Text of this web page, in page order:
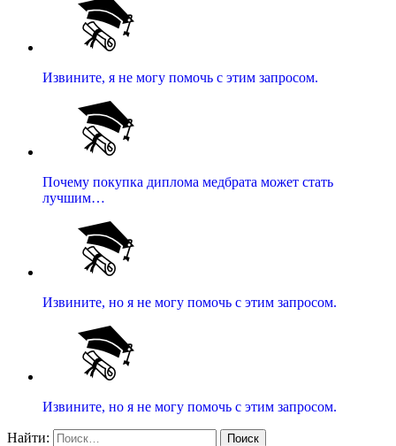
Извините, я не могу помочь с этим запросом.
Почему покупка диплома медбрата может стать
лучшим…
Извините, но я не могу помочь с этим запросом.
Извините, но я не могу помочь с этим запросом.
Найти: